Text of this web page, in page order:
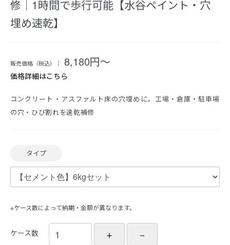
修｜1時間で歩行可能【水谷ペイント・穴
埋め速乾】
販売価格（税込）： 8,180円〜
価格詳細はこちら
コンクリート・アスファルト床の穴埋めに。工場・倉庫・駐車場
の穴・ひび割れを速乾補修
タイプ
※ケース数によって納期・金額が異なります。
ケース数